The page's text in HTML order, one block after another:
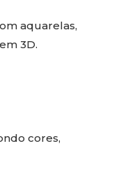
aquarelas,
3D.
cores,